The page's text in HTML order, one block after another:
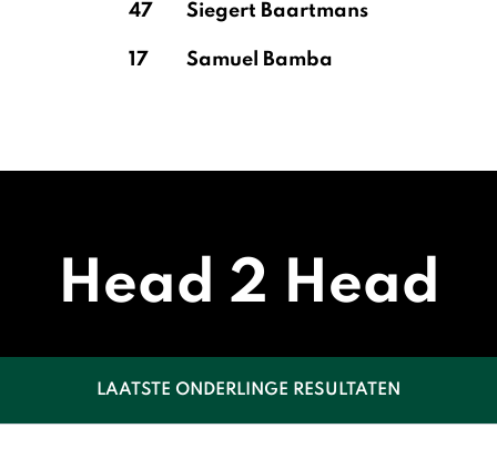
47 Siegert Baartmans
17 Samuel Bamba
Head 2 Head
LAATSTE ONDERLINGE RESULTATEN